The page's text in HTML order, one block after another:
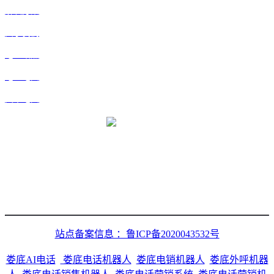
站点备案信息 ：鲁ICP备2020043532号
娄底AI电话 娄底电话机器人 娄底电销机器人 娄底外呼机器